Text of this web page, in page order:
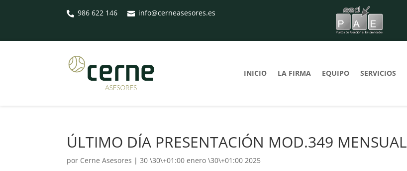
 986 622 146  info@cerneasesores.es
INICIO LA FIRMA EQUIPO SERVICIOS
ÚLTIMO DÍA PRESENTACIÓN MOD.349 MENSUAL
por Cerne Asesores |30 \30\+01:00 enero \30\+01:00 2025